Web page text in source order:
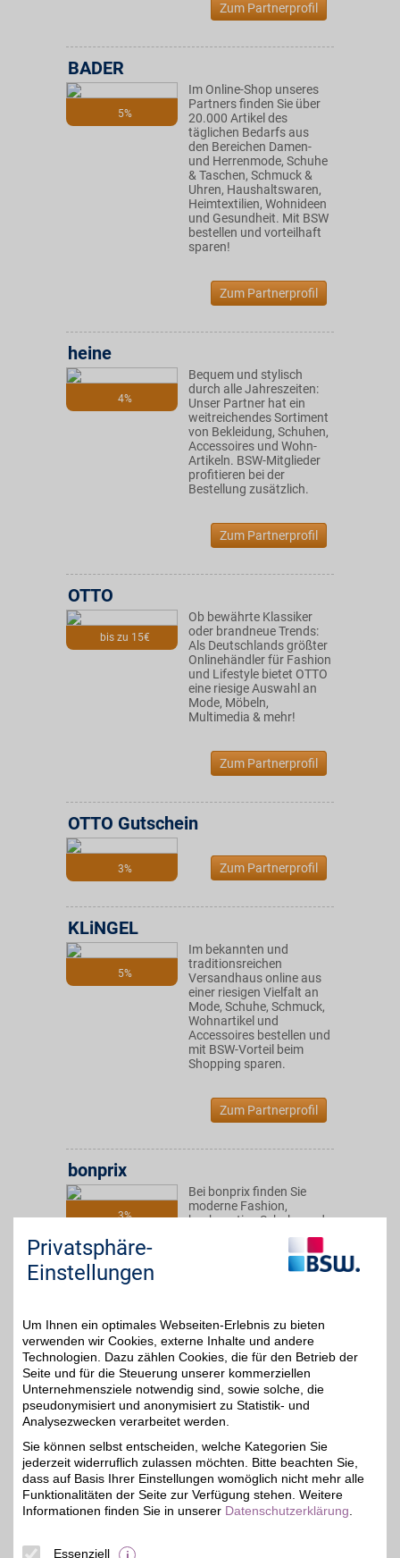
Zum Partnerprofil
5%
BADER
Im Online-Shop unseres
Partners finden Sie über
20.000 Artikel des
täglichen Bedarfs aus
den Bereichen Damen-
und Herrenmode, Schuhe
& Taschen, Schmuck &
Uhren, Haushaltswaren,
Heimtextilien, Wohnideen
und Gesundheit. Mit BSW
bestellen und vorteilhaft
sparen!
Zum Partnerprofil
4%
heine
Bequem und stylisch
durch alle Jahreszeiten:
Unser Partner hat ein
weitreichendes Sortiment
von Bekleidung, Schuhen,
Accessoires und Wohn-
Artikeln. BSW-Mitglieder
profitieren bei der
Bestellung zusätzlich.
Zum Partnerprofil
bis zu 15€
OTTO
Ob bewährte Klassiker
oder brandneue Trends:
Als Deutschlands größter
Onlinehändler für Fashion
und Lifestyle bietet OTTO
eine riesige Auswahl an
Mode, Möbeln,
Multimedia & mehr!
Zum Partnerprofil
3%
OTTO Gutschein
Zum Partnerprofil
5%
KLiNGEL
Im bekannten und
traditionsreichen
Versandhaus online aus
einer riesigen Vielfalt an
Mode, Schuhe, Schmuck,
Wohnartikel und
Accessoires bestellen und
mit BSW-Vorteil beim
Shopping sparen.
Zum Partnerprofil
3%
bonprix
Bei bonprix finden Sie
moderne Fashion,
hochwertige Schuhe und
inspirierende Wohnideen.
Die Styles überzeugen
durch Qualität und
passen.
Zum Partnerprofil
hessnatur
100% ökologisch ist die
Biomode von hessnatur.
Die Naturkleidung für
Damen, Herren und
Kinder ist aus Bio-
Baumwolle aus
Privatsphäre-
Einstellungen
Um Ihnen ein optimales Webseiten-Erlebnis zu bieten
verwenden wir Cookies, externe Inhalte und andere
Technologien. Dazu zählen Cookies, die für den Betrieb der
Seite und für die Steuerung unserer kommerziellen
Unternehmensziele notwendig sind, sowie solche, die
pseudonymisiert und anonymisiert zu Statistik- und
Analysezwecken verarbeitet werden.
Sie können selbst entscheiden, welche Kategorien Sie
jederzeit widerruflich zulassen möchten. Bitte beachten Sie,
dass auf Basis Ihrer Einstellungen womöglich nicht mehr alle
Funktionalitäten der Seite zur Verfügung stehen. Weitere
Informationen finden Sie in unserer Datenschutzerklärung
Essenziell